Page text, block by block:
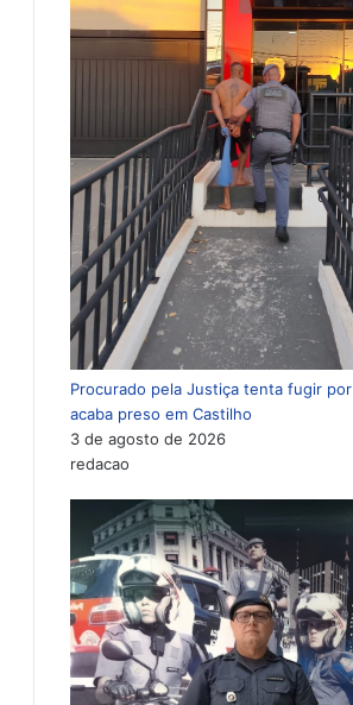
Procurado pela Justiça tenta fugir por
acaba preso em Castilho
3 de agosto de 2026
redacao